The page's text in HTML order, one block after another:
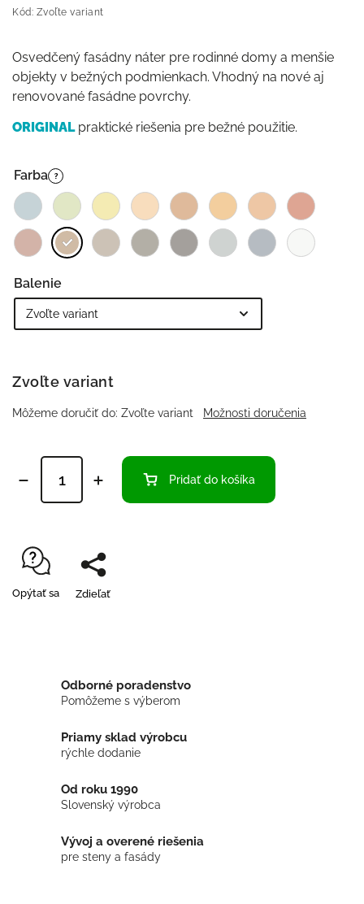
Kód: Zvoľte variant
Osvedčený fasádny náter pre rodinné domy a menšie
objekty v bežných podmienkach. Vhodný na nové aj
renovované fasádne povrchy.
ORIGINALpraktické riešenia pre bežné použitie.
Farba ?
Balenie
Zvoľte variant
Môžeme doručiť do: Zvoľte variant Možnosti doručenia
Pridať do košíka
Opýtať sa Zdieľať
Odborné poradenstvo
Pomôžeme s výberom
Priamy sklad výrobcu
rýchle dodanie
Od roku 1990
Slovenský výrobca
Vývoj a overené riešenia
pre steny a fasády